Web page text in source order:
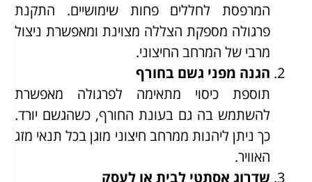
המרפסת לחללים פחות שימושיים. התקנת
פרגולה מספקת הצללה מצוינת ומאפשרת ניצול
מרבי של המרחב החיצוני.
הגנה מפני גשם בחורף
תוספת כיסוי מתאימה לפרגולה מאפשרת
להשתמש בה גם בעונת החורף, כשהגשם יורד.
כך ניתן ליהנות ממרחב חיצוני מוגן בכל תנאי מזג
האוויר.
שדרוג אסתטי לבית או לעסק